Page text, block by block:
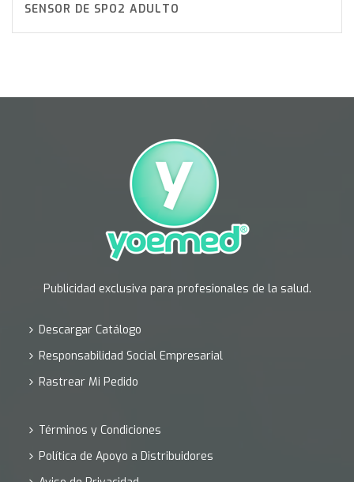
SENSOR DE SPO2 ADULTO
Publicidad exclusiva para profesionales de la salud.
Descargar Catálogo
Responsabilidad Social Empresarial
Rastrear Mi Pedido
Términos y Condiciones
Política de Apoyo a Distribuidores